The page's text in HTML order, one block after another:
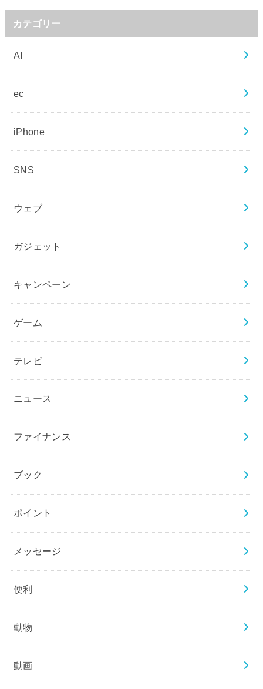
カテゴリー
AI
ec
iPhone
SNS
ウェブ
ガジェット
キャンペーン
ゲーム
テレビ
ニュース
ファイナンス
ブック
ポイント
メッセージ
便利
動物
動画